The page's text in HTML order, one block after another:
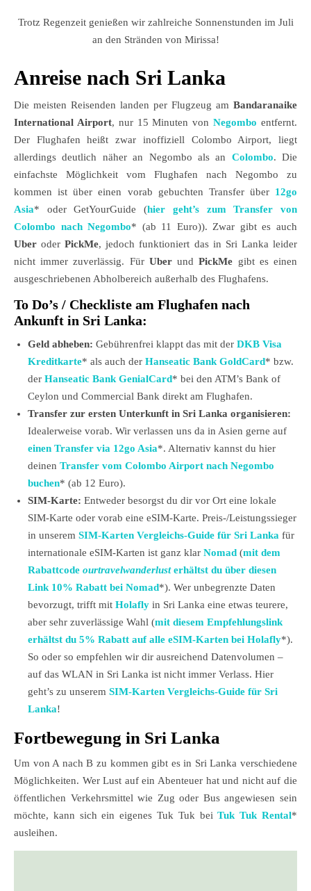
Trotz Regenzeit genießen wir zahlreiche Sonnenstunden im Juli
an den Stränden von Mirissa!
Anreise nach Sri Lanka
Die meisten Reisenden landen per Flugzeug am Bandaranaike
International Airport, nur 15 Minuten vonNegombo entfernt.
Der Flughafen heißt zwar inoffiziell Colombo Airport, liegt
allerdings deutlich näher an Negombo als an Colombo. Die
einfachste Möglichkeit vom Flughafen nach Negombo zu
kommen ist über einen vorab gebuchten Transfer über 12go
Asia* oder GetYourGuide (hier geht’s zum Transfer von
Colombo nach Negombo* (ab 11 Euro)). Zwar gibt es auch
Uber oderPickMe, jedoch funktioniert das in Sri Lanka leider
nicht immer zuverlässig. Für UberundPickMe gibt es einen
ausgeschriebenen Abholbereich außerhalb des Flughafens.
To Do’s / Checkliste am Flughafen nach
Ankunft in Sri Lanka:
Geld abheben: Gebührenfrei klappt das mit der DKB Visa
Kreditkarte* als auch der Hanseatic Bank GoldCard* bzw.
der Hanseatic Bank GenialCard* bei den ATM’s Bank of
Ceylon und Commercial Bank direkt am Flughafen.
Transfer zur ersten Unterkunft in Sri Lanka organisieren:
Idealerweise vorab. Wir verlassen uns da in Asien gerne auf
einen Transfer via 12go Asia*. Alternativ kannst du hier
deinen Transfer vom Colombo Airport nach Negombo
buchen* (ab 12 Euro).
SIM-Karte: Entweder besorgst du dir vor Ort eine lokale
SIM-Karte oder vorab eine eSIM-Karte. Preis-/Leistungssieger
in unserem SIM-Karten Vergleichs-Guide für Sri Lanka für
internationale eSIM-Karten ist ganz klar Nomad (mit dem
Rabattcode ourtravelwanderlusterhältst du über diesen
Link 10% Rabatt bei Nomad*). Wer unbegrenzte Daten
bevorzugt, trifft mit Holafly in Sri Lanka eine etwas teurere,
aber sehr zuverlässige Wahl (mit diesem Empfehlungslink
erhältst du 5% Rabatt auf alle eSIM-Karten bei Holafly*).
So oder so empfehlen wir dir ausreichend Datenvolumen –
auf das WLAN in Sri Lanka ist nicht immer Verlass. Hier
geht’s zu unserem SIM-Karten Vergleichs-Guide für Sri
Lanka!
Fortbewegung in Sri Lanka
Um von A nach B zu kommen gibt es in Sri Lanka verschiedene
Möglichkeiten. Wer Lust auf ein Abenteuer hat und nicht auf die
öffentlichen Verkehrsmittel wie Zug oder Bus angewiesen sein
möchte, kann sich ein eigenes Tuk Tuk beiTuk Tuk Rental*
ausleihen.